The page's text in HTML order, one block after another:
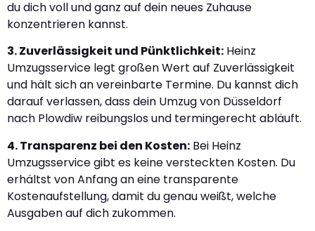
du dich voll und ganz auf dein neues Zuhause
konzentrieren kannst.
3. Zuverlässigkeit und Pünktlichkeit: Heinz
Umzugsservice legt großen Wert auf Zuverlässigkeit
und hält sich an vereinbarte Termine. Du kannst dich
darauf verlassen, dass dein Umzug von Düsseldorf
nach Plowdiw reibungslos und termingerecht abläuft.
4. Transparenz bei den Kosten: Bei Heinz
Umzugsservice gibt es keine versteckten Kosten. Du
erhältst von Anfang an eine transparente
Kostenaufstellung, damit du genau weißt, welche
Ausgaben auf dich zukommen.